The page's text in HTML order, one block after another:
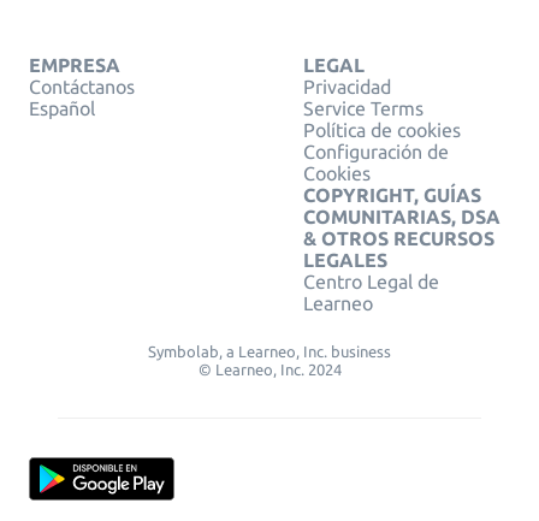
EMPRESA
Contáctanos
Español
LEGAL
Privacidad
Service Terms
Política de cookies
Configuración de
Cookies
COPYRIGHT, GUÍAS
COMUNITARIAS, DSA
& OTROS RECURSOS
LEGALES
Centro Legal de
Learneo
Symbolab, a Learneo, Inc. business
© Learneo, Inc. 2024